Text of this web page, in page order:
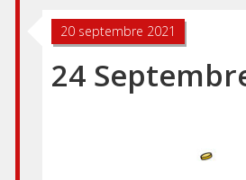
20 septembre 2021
24